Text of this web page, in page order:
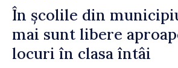
În școlile din
mai sunt libere
locuri în clasa întâi